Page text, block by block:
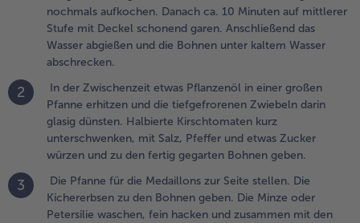
Die
den
oder
fein
und
nochmals aufkochen. Danach ca. 10 Minuten auf mittlerer
Stufe mit Deckel schonend garen. Anschließend das
Wasser abgießen und die Bohnen unter kaltem Wasser
abschrecken.
2
In der Zwischenzeit etwas Pflanzenöl in einer großen
Pfanne erhitzen und die tiefgefrorenen Zwiebeln darin
glasig dünsten. Halbierte Kirschtomaten kurz
unterschwenken, mit Salz, Pfeffer und etwas Zucker
würzen und zu den fertig gegarten Bohnen geben.
3
Die Pfanne für die Medaillons zur Seite stellen. Die
Kichererbsen zu den Bohnen geben. Die Minze oder
Petersilie waschen, fein hacken und zusammen mit den